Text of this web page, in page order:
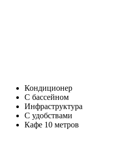
Кондиционер
С бассейном
Инфраструктура
С удобствами
Кафе 10 метров